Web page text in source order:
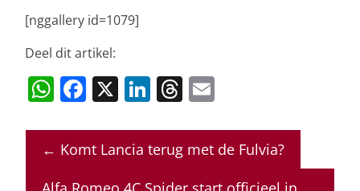
[nggallery id=1079]
Deel dit artikel:
W
at
s
F
c
e
X Li
k
e
T
re
a
ai
l
← Komt Lancia terug met de Fulvia?